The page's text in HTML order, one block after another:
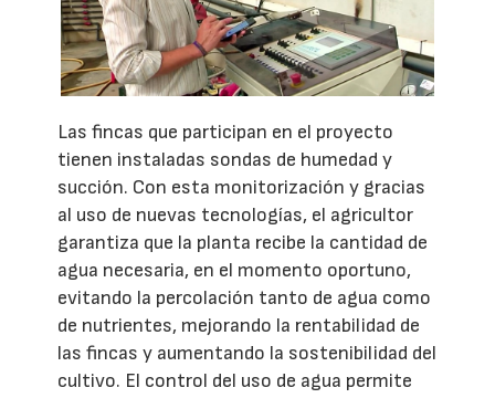
Las fincas que participan en el proyecto
tienen instaladas sondas de humedad y
succión. Con esta monitorización y gracias
al uso de nuevas tecnologías, el agricultor
garantiza que la planta recibe la cantidad de
agua necesaria, en el momento oportuno,
evitando la percolación tanto de agua como
de nutrientes, mejorando la rentabilidad de
las fincas y aumentando la sostenibilidad del
cultivo. El control del uso de agua permite